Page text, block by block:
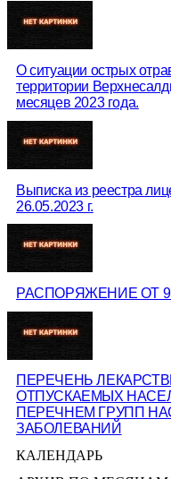
О ситуации острых
территории
месяцев 2023 года.
Выписка из реестра
26.05.2023 г.
РАСПОРЯЖЕНИЕ ОТ 9
ПЕРЕЧЕНЬ
ОТПУСКАЕМЫХ
ПЕРЕЧНЕМ ГРУПП
ЗАБОЛЕВАНИЙ
КАЛЕНДАРЬ